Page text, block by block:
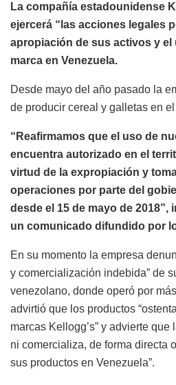
La compañía estadounidense
ejercerá “las acciones legales
apropiación de sus activos y el
marca en Venezuela.
Desde mayo del año pasado la
de producir cereal y galletas en
“Reafirmamos que el uso de
encuentra autorizado en el
virtud de la expropiación y
operaciones por parte del
desde el 15 de mayo de 2018”,
un comunicado difundido por
En su momento la empresa
y comercialización indebida” de
venezolano, donde operó por
advirtió que los productos
marcas Kellogg’s” y advierte que
ni comercializa, de forma directa
sus productos en Venezuela”.